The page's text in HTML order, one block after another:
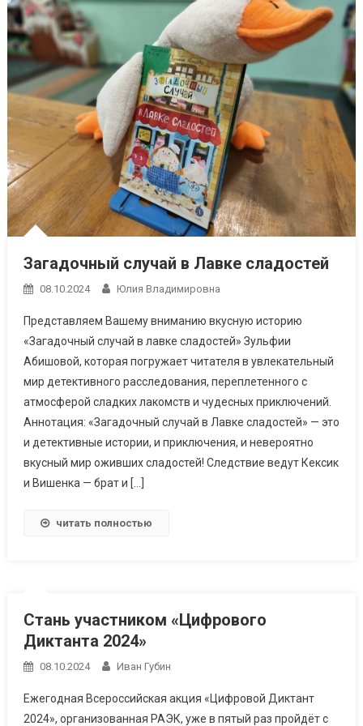
Загадочный случай в Лавке сладостей
08.10.2024 Юлия Владимировна
Представляем Вашему вниманию вкусную историю
«Загадочный случай в лавке сладостей» Зульфии
Абишовой, которая погружает читателя в увлекательный
мир детективного расследования, переплетенного с
атмосферой сладких лакомств и чудесных приключений.
Аннотация: «Загадочный случай в Лавке сладостей» — это
и детективные истории, и приключения, и невероятно
вкусный мир оживших сладостей! Следствие ведут Кексик
и Вишенка — брат и […]
читать полностью
Стань участником «Цифрового
Диктанта 2024»
08.10.2024 Иван Губин
Ежегодная Всероссийская акция «Цифровой Диктант
2024», организованная РАЭК, уже в пятый раз пройдёт с